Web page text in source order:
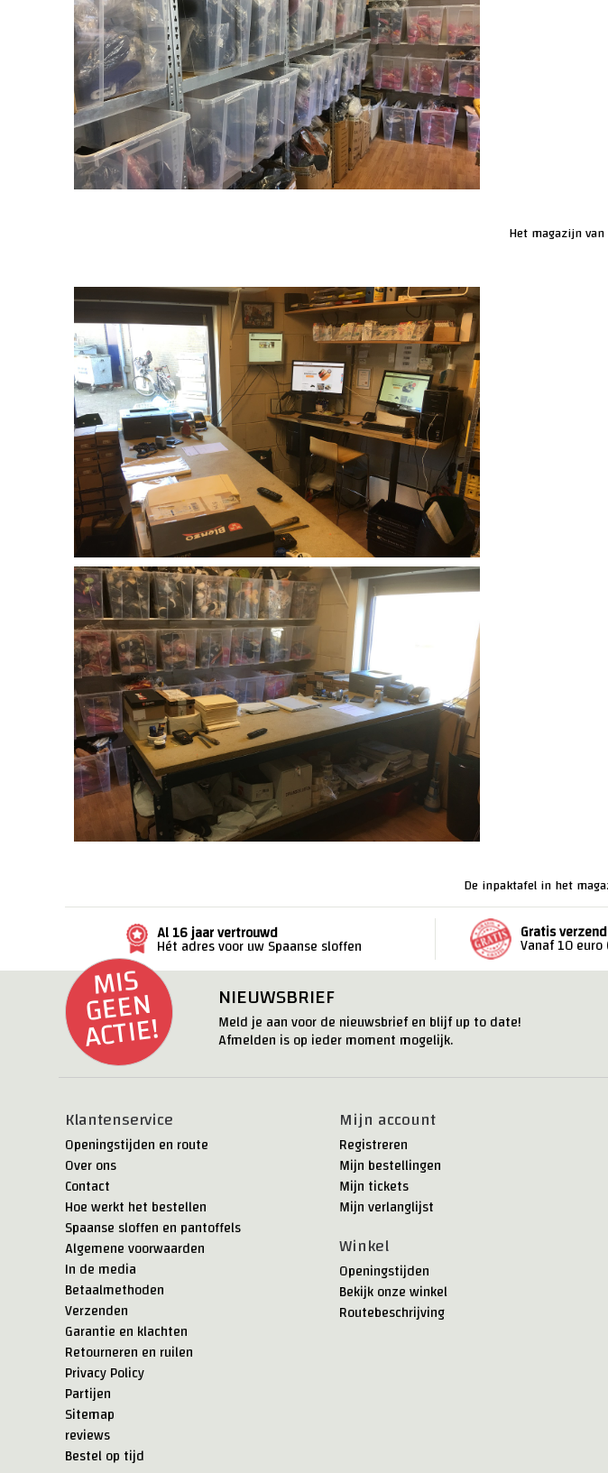
Het magazijn
De inpaktafel in het
Al 16 jaar vertrouwd
Hét adres voor uw Spaanse sloffen
Gratis
Vanaf 10
MI
S
G
E
E
N
ACTI
E!
NIEUWSBRIEF
Meld je aan voor de nieuwsbrief en blijf up to date!
Afmelden is op ieder moment mogelijk.
Klantenservice
Openingstijden en route
Over ons
Contact
Hoe werkt het bestellen
Spaanse sloffen en pantoffels
Algemene voorwaarden
In de media
Betaalmethoden
Verzenden
Garantie en klachten
Retourneren en ruilen
Privacy Policy
Partijen
Sitemap
reviews
Bestel op tijd
Mijn account
Registreren
Mijn bestellingen
Mijn tickets
Mijn verlanglijst
Winkel
Openingstijden
Bekijk onze winkel
Routebeschrijving